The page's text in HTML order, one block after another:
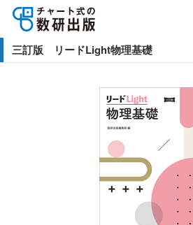
三訂版 リードLight物理基礎